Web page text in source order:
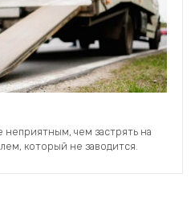
чем застрять на
который не заводится.